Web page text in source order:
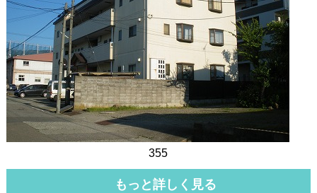
355
もっと詳しく見る